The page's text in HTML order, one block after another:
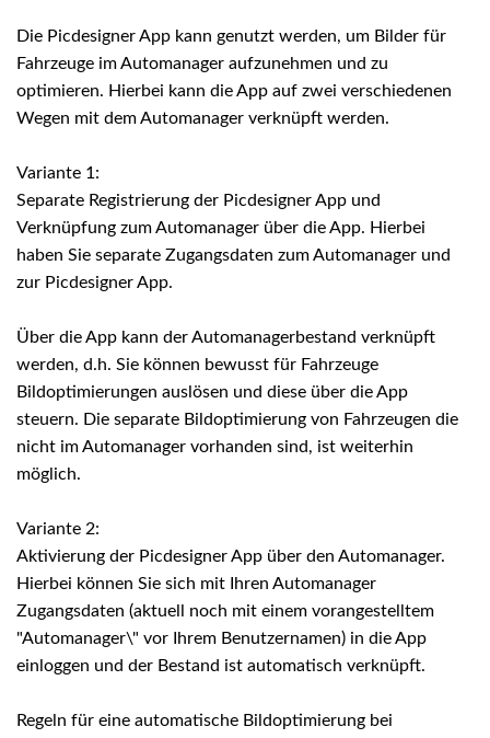
Die Picdesigner App kann genutzt werden, um Bilder für
Fahrzeuge im Automanager aufzunehmen und zu
optimieren. Hierbei kann die App auf zwei verschiedenen
Wegen mit dem Automanager verknüpft werden.
Variante 1:
Separate Registrierung der Picdesigner App und
Verknüpfung zum Automanager über die App. Hierbei
haben Sie separate Zugangsdaten zum Automanager und
zur Picdesigner App.
Über die App kann der Automanagerbestand verknüpft
werden, d.h. Sie können bewusst für Fahrzeuge
Bildoptimierungen auslösen und diese über die App
steuern. Die separate Bildoptimierung von Fahrzeugen die
nicht im Automanager vorhanden sind, ist weiterhin
möglich.
Variante 2:
Aktivierung der Picdesigner App über den Automanager.
Hierbei können Sie sich mit Ihren Automanager
Zugangsdaten (aktuell noch mit einem vorangestelltem
"Automanager\" vor Ihrem Benutzernamen) in die App
einloggen und der Bestand ist automatisch verknüpft.
Regeln für eine automatische Bildoptimierung bei